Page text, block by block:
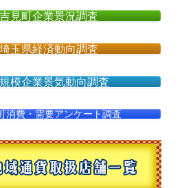
見町企業景況調査
玉県経済動向調査
模企業景気動向調査
消費・需要アンケート調査